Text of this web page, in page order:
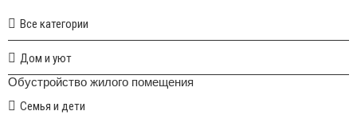
Все категории
Дом и уют
Обустройство жилого помещения
Семья и дети